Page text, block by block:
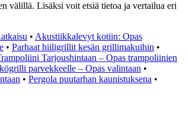
välillä. Lisäksi voit etsiä tietoa ja vertailua eri
• Akustiikkalevyt kotiin: Opas
• Parhaat hiiligrillit kesän grillimakuihin •
Tarjoushintaan – Opas trampoliinien
parvekkeelle – Opas valintaan •
• Pergola puutarhan kaunistuksena •